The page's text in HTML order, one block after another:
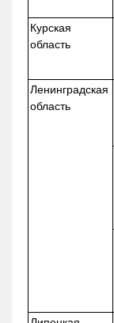
Курская
область
Ленинградская
область